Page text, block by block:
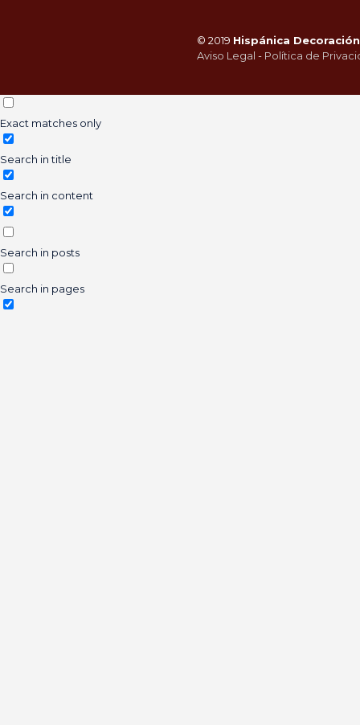
© 2019 Hispánica Decoración
Aviso Legal - Política de
Exact matches only
Search in title
Search in content
Search in posts
Search in pages